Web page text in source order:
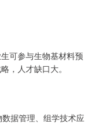
可参与生物基材料预
，人才缺口大。
据管理、组学技术应